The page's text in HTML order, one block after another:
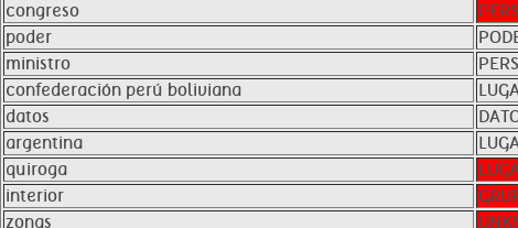
congreso
poder
ministro
confederación perú boliviana
datos
argentina
quiroga
interior
zonas